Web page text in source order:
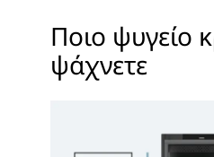
Ποιο ψυγείο
ψάχνετε